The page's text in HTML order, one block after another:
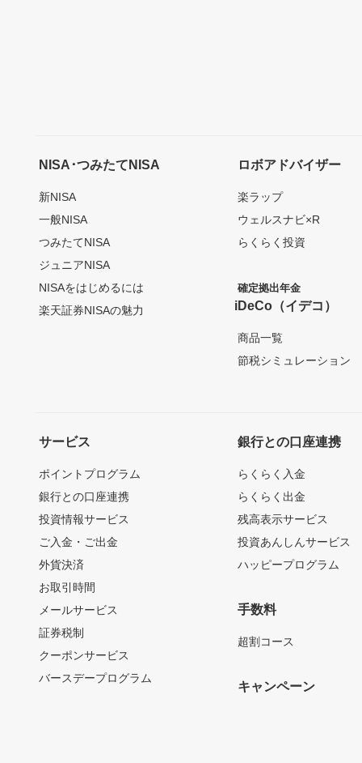
NISA･つみたてNISA
新NISA
一般NISA
つみたてNISA
ジュニアNISA
NISAをはじめるには
楽天証券NISAの魅力
ロボアドバイザー
楽ラップ
ウェルスナビ×R
らくらく投資
確定拠出年金
iDeCo（イデコ）
商品一覧
節税シミュレーション
サービス
ポイントプログラム
銀行との口座連携
投資情報サービス
ご入金・ご出金
外貨決済
お取引時間
メールサービス
証券税制
クーポンサービス
バースデープログラム
銀行との口座連携
らくらく入金
らくらく出金
残高表示サービス
投資あんしんサービス
ハッピープログラム
手数料
超割コース
キャンペーン